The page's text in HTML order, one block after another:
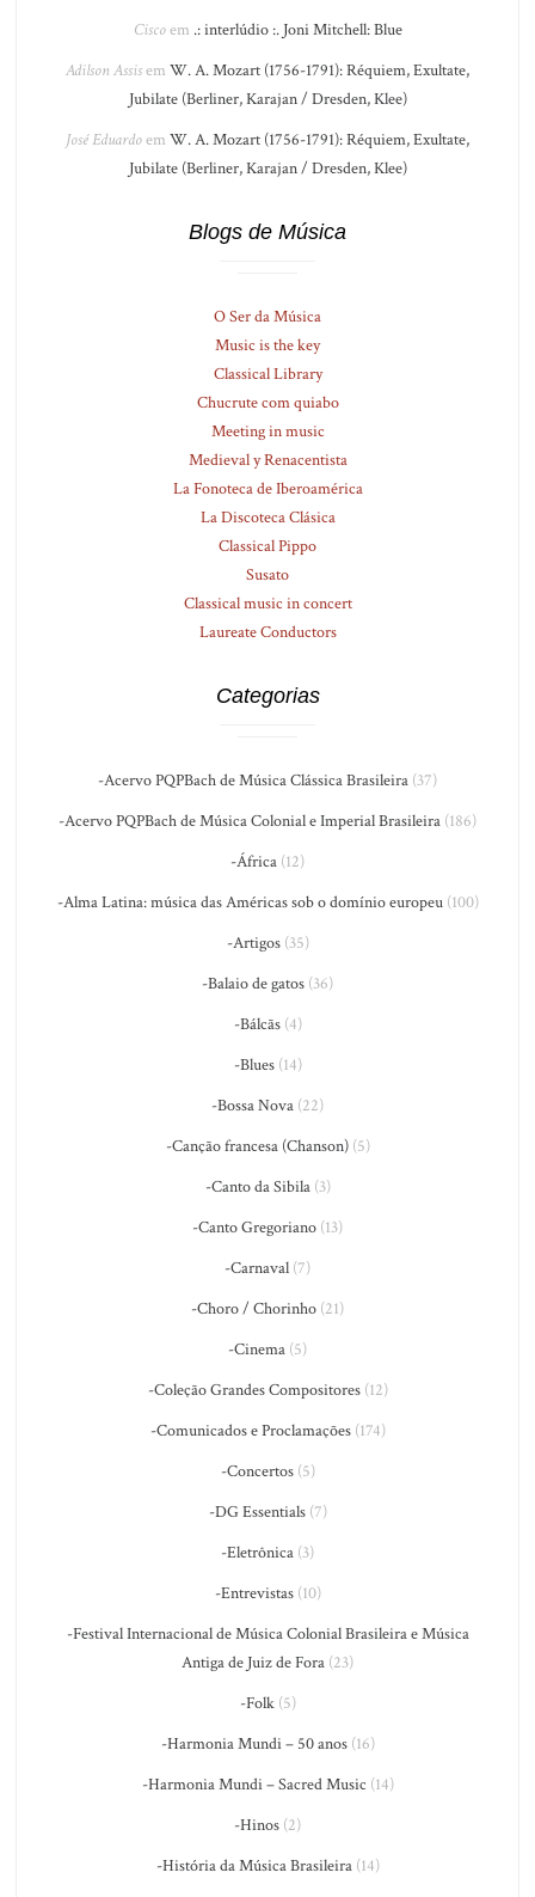
Ciscoem .: interlúdio :. Joni Mitchell: Blue
Adilson Assisem W. A. Mozart (1756-1791): Réquiem, Exultate,
Jubilate (Berliner, Karajan / Dresden, Klee)
José Eduardoem W. A. Mozart (1756-1791): Réquiem, Exultate,
Jubilate (Berliner, Karajan / Dresden, Klee)
Blogs de Música
O Ser da Música
Music is the key
Classical Library
Chucrute com quiabo
Meeting in music
Medieval y Renacentista
La Fonoteca de Iberoamérica
La Discoteca Clásica
Classical Pippo
Susato
Classical music in concert
Laureate Conductors
Categorias
-Acervo PQPBach de Música Clássica Brasileira (37)
-Acervo PQPBach de Música Colonial e Imperial Brasileira (186)
-África (12)
-Alma Latina: música das Américas sob o domínio europeu(100)
-Artigos(35)
-Balaio de gatos (36)
-Bálcãs(4)
-Blues(14)
-Bossa Nova (22)
-Canção francesa (Chanson)(5)
-Canto da Sibila(3)
-Canto Gregoriano (13)
-Carnaval (7)
-Choro / Chorinho (21)
-Cinema (5)
-Coleção Grandes Compositores(12)
-Comunicados e Proclamações(174)
-Concertos(5)
-DG Essentials(7)
-Eletrônica (3)
-Entrevistas(10)
-Festival Internacional de Música Colonial Brasileira e Música
Antiga de Juiz de Fora (23)
-Folk(5)
-Harmonia Mundi – 50 anos(16)
-Harmonia Mundi – Sacred Music (14)
-Hinos (2)
-História da Música Brasileira(14)